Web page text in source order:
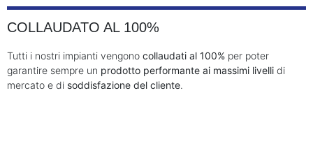
COLLAUDATO AL 100%
Tutti i nostri impianti vengono collaudati al 100% per poter
garantire sempre un prodotto performante ai massimi livelli di
mercato e di soddisfazione del cliente.